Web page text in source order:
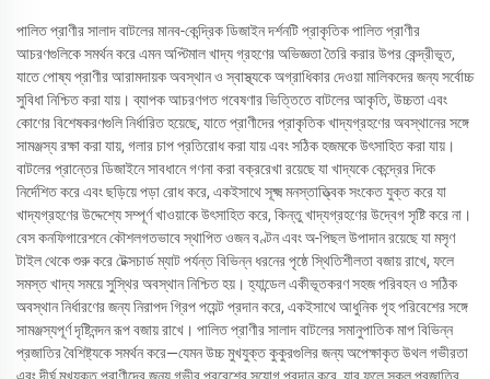
পালিত প্রাণীর সালাদ বাটলের মানব-কেন্দ্রিক ডিজাইন দর্শনটি প্রাকৃতিক পালিত প্রাণীর
আচরণগুলিকে সমর্থন করে এমন অপ্টিমাল খাদ্য গ্রহণের অভিজ্ঞতা তৈরি করার উপর কেন্দ্রীভূত,
যাতে পোষ্য প্রাণীর আরামদায়ক অবস্থান ও স্বাস্থ্যকে অগ্রাধিকার দেওয়া মালিকদের জন্য সর্বোচ্চ
সুবিধা নিশ্চিত করা যায়। ব্যাপক আচরণগত গবেষণার ভিত্তিতে বাটলের আকৃতি, উচ্চতা এবং
কোণের বিশেষকরণগুলি নির্ধারিত হয়েছে, যাতে প্রাণীদের প্রাকৃতিক খাদ্যগ্রহণের অবস্থানের সঙ্গে
সামঞ্জস্য রক্ষা করা যায়, গলার চাপ প্রতিরোধ করা যায় এবং সঠিক হজমকে উৎসাহিত করা যায়।
বাটলের প্রান্তের ডিজাইনে সাবধানে গণনা করা বক্ররেখা রয়েছে যা খাদ্যকে কেন্দ্রের দিকে
নির্দেশিত করে এবং ছড়িয়ে পড়া রোধ করে, একইসাথে সূক্ষ্ম মনস্তাত্ত্বিক সংকেত যুক্ত করে যা
খাদ্যগ্রহণের উদ্দেশ্যে সম্পূর্ণ খাওয়াকে উৎসাহিত করে, কিন্তু খাদ্যগ্রহণের উদ্বেগ সৃষ্টি করে না।
বেস কনফিগারেশনে কৌশলগতভাবে স্থাপিত ওজন বণ্টন এবং অ-পিছল উপাদান রয়েছে যা মসৃণ
টাইল থেকে শুরু করে টেক্সচার্ড ম্যাট পর্যন্ত বিভিন্ন ধরনের পৃষ্ঠে স্থিতিশীলতা বজায় রাখে, ফলে
সমস্ত খাদ্য সময়ে সুস্থির অবস্থান নিশ্চিত হয়। হ্যান্ডেল একীভূতকরণ সহজ পরিবহন ও সঠিক
অবস্থান নির্ধারণের জন্য নিরাপদ গ্রিপ পয়েন্ট প্রদান করে, একইসাথে আধুনিক গৃহ পরিবেশের সঙ্গে
সামঞ্জস্যপূর্ণ দৃষ্টিনন্দন রূপ বজায় রাখে। পালিত প্রাণীর সালাদ বাটলের সমানুপাতিক মাপ বিভিন্ন
প্রজাতির বৈশিষ্ট্যকে সমর্থন করে—যেমন উচ্চ মুখযুক্ত কুকুরগুলির জন্য অপেক্ষাকৃত উথল গভীরতা
এবং দীর্ঘ মুখযুক্ত প্রাণীদের জন্য গভীর প্রবেশের সুযোগ প্রদান করে, যার ফলে সকল প্রজাতির